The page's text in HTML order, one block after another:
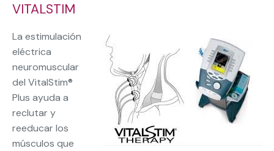
VITALSTIM
La estimulación
eléctrica
neuromuscular
del VitalStim®
Plus ayuda a
reclutar y
reeducar los
músculos que